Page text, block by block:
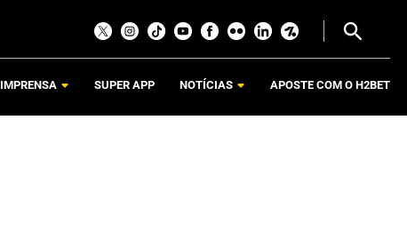
IMPRENSA SUPER APP NOTÍCIAS APOSTE COM O H2BET